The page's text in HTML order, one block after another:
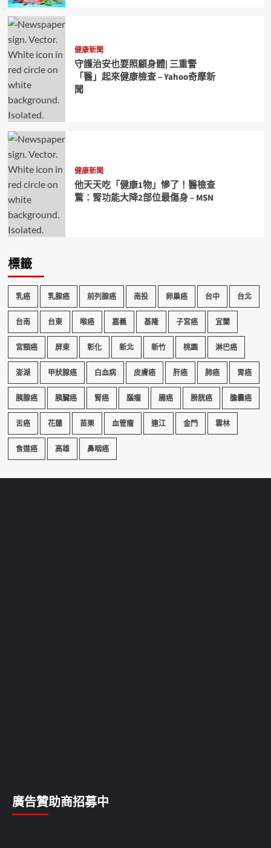
健康新聞
守護治安也要照顧身體| 三重警
「醫」起來健康檢查 – Yahoo奇摩新
聞
健康新聞
他天天吃「健康1物」慘了！醫檢查
驚：腎功能大降2部位最傷身 – MSN
標籤
乳癌 乳腺癌 前列腺癌 南投 卵巢癌 台中 台北
台南 台東 喉癌 嘉義 基隆 子宮癌 宜蘭
宮頸癌 屏東 彰化 新北 新竹 桃園 淋巴癌
澎湖 甲狀腺癌 白血病 皮膚癌 肝癌 肺癌 胃癌
胰腺癌 胰臟癌 腎癌 腦瘤 腸癌 膀胱癌 膽囊癌
舌癌 花蓮 苗栗 血管瘤 連江 金門 雲林
食道癌 高雄 鼻咽癌
廣告贊助商招募中